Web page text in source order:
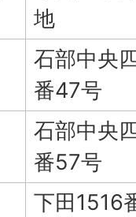
地
石部中央
番47号
石部中央
番57号
下田1516